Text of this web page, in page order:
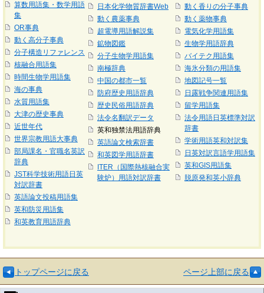
算数用語集・数学用語
集
OR事典
動く高分子事典
分子構造リファレンス
核融合用語集
時間生物学用語集
海の事典
水質用語集
大津の歴史事典
近世年代
世界宗教用語大事典
部局課名・官職名英訳
辞典
JST科学技術用語日英
対訳辞書
英語論文投稿用語集
英和防災用語集
和英教育用語辞典
日本化学物質辞書Web
動く農薬事典
超電導用語解説集
鉱物図鑑
分子生物学用語集
南極辞典
中国の都市一覧
防府歴史用語辞典
歴史民俗用語辞典
法令名翻訳データ
英和独禁法用語辞典
英語論文検索辞書
和英図学用語辞書
ITER（国際熱核融合実
験炉）用語対訳辞書
動く香りの分子事典
動く薬物事典
電気化学用語集
生物学用語辞典
バイテク用語集
海氷分類の用語集
地図記号一覧
日露戦争関連用語集
留学用語集
法令用語日英標準対訳
辞書
学術用語英和対訳集
日英対訳言語学用語集
英和GIS用語集
脱原発和英小辞典
トップページに戻る ページ上部に戻る